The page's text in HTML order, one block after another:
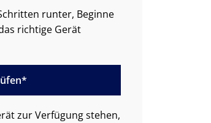
runter, Beginne
richtige Gerät
zur Verfügung stehen,